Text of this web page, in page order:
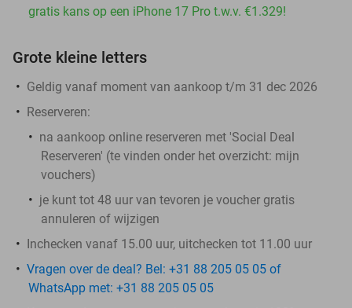
gratis kans op een iPhone 17 Pro t.w.v. €1.329!
Grote kleine letters
Geldig vanaf moment van aankoop t/m 31 dec 2026
Reserveren:
na aankoop online reserveren met 'Social Deal
Reserveren' (te vinden onder het overzicht: mijn
vouchers)
je kunt tot 48 uur van tevoren je voucher gratis
annuleren of wijzigen
Inchecken vanaf 15.00 uur, uitchecken tot 11.00 uur
Vragen over de deal? Bel: +31 88 205 05 05 of
WhatsApp met: +31 88 205 05 05